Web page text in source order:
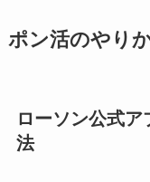
ポン活のやり
ローソン公式
法